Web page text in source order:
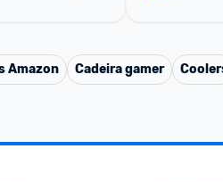
Amazon Cadeira gamer